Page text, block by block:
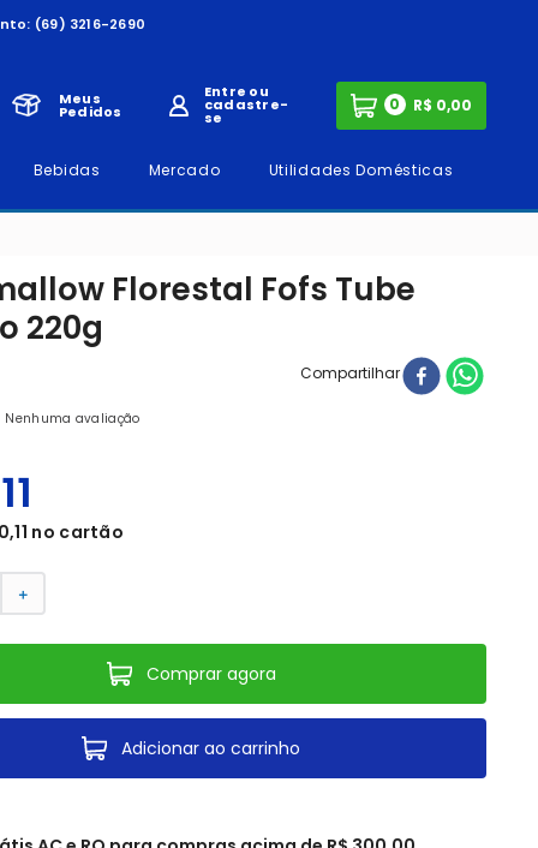
(69) 3216-2690
Meus
Pedidos
Entre ou
cadastre-
se
0
Bebidas Mercado Utilidades Domésticas
Florestal Fofs Tube
220g
Compartilhar
Nenhuma avaliação
11
,11 no cartão
＋
Comprar agora
Adicionar ao carrinho